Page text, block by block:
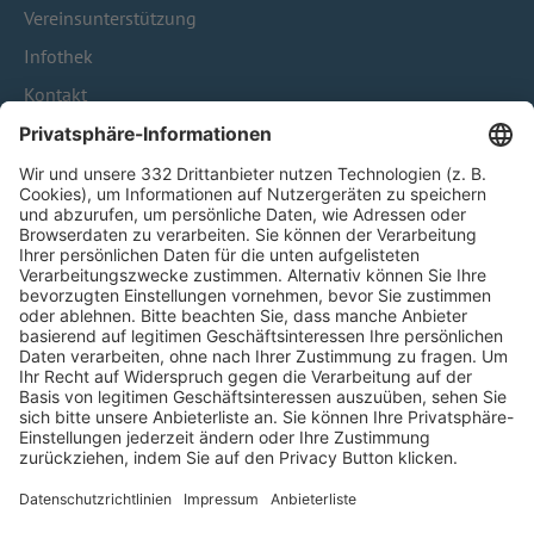
Vereinsunterstützung
Infothek
Kontakt
HÄUFIG BESUCHTE SEITEN
Pässe und Vereinswechsel
Trainerausbildung
Schulungsangebot Vereinsmitarbeiter
BFV-Geschäftsstellen
Trainerbörse
Login SpielPlus
FOLGE DEM BFV